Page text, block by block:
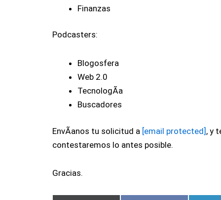
Finanzas
Podcasters:
Blogosfera
Web 2.0
TecnologÃ­a
Buscadores
EnvÃ­anos tu solicitud a [email protected] , y
contestaremos lo antes posible.
Gracias.